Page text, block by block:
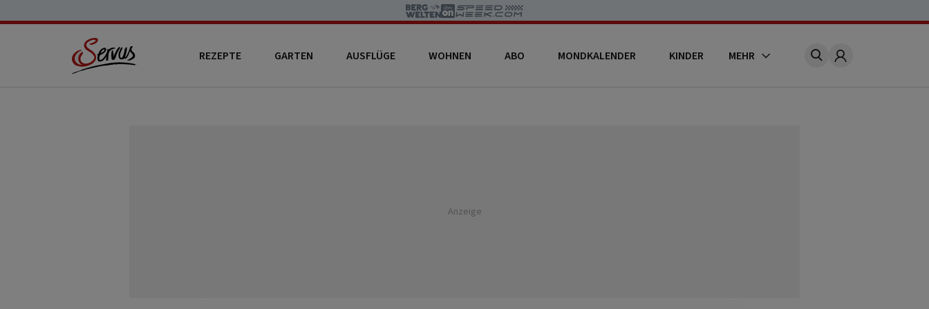
REZEPTE GARTEN AUSFLÜGE WOHNEN ABO MONDKALENDER KINDER MEHR Account
Anzeige